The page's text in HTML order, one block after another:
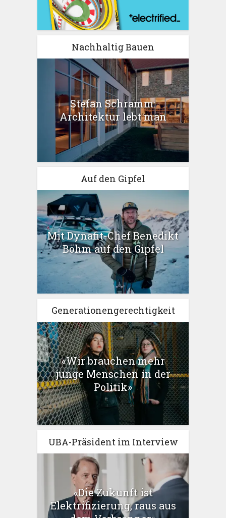
Nachhaltig Bauen
Stefan Schramm:
Architektur lebt man
Auf den Gipfel
Mit Dynafit-Chef Benedikt
Böhm auf den Gipfel
Generationengerechtigkeit
«Wir brauchen mehr
junge Menschen in der
Politik»
UBA-Präsident im Interview
«Die Zukunft ist
Elektrifizierung, raus aus